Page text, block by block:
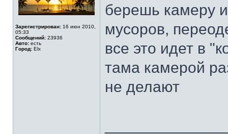
Зарегистрирован: 16 июн 2010,
05:33
Сообщений: 23936
Авто: есть
Город: Elx
берешь камеру
мусоров,
все это идет в
тама камерой
не делают